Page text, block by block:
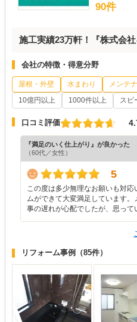
90件
施工実績23万軒！『株式会
会社の特徴・得意分野
屋根・外壁 水まわり メンテ
10億円以上
1000件以上 スピ
口コミ評価
『満足のいく仕上がり』が良かった
（60代／女性）
5
この度は多少無理なお願いも対
ムができて大変満足しています
事の遅れが心配でしたが、思っ
リフォーム事例 （85件）